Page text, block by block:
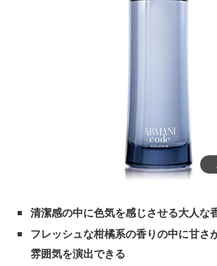
清潔感の中に色気を感じさせる大人な
フレッシュな柑橘系の香りの中に甘さ
雰囲気を演出できる